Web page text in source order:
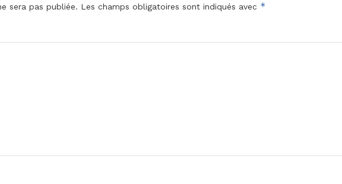
sera pas publiée. Les champs obligatoires sont indiqués avec *